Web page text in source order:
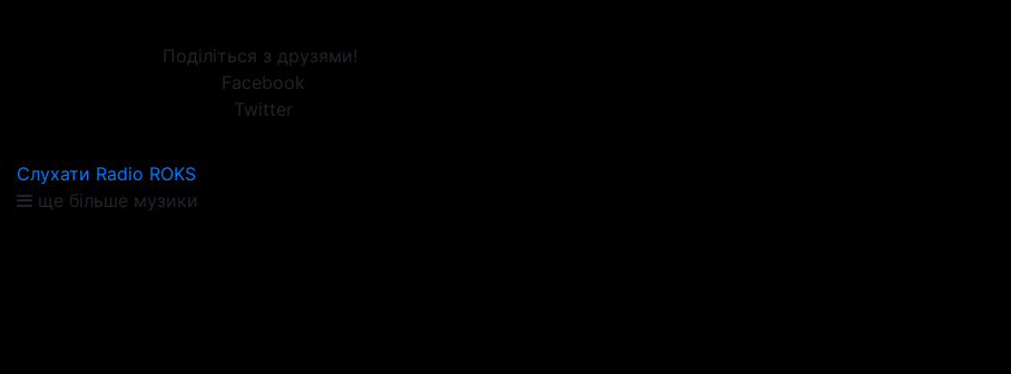
Поділіться з друзями!
Facebook
Twitter
Слухати Radio ROKS
ще більше музики